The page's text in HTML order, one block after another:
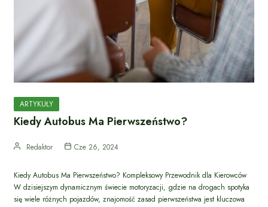
ARTYKUŁY
Kiedy Autobus Ma Pierwszeństwo?
Redaktor Cze 26, 2024
Kiedy Autobus Ma Pierwszeństwo? Kompleksowy Przewodnik dla Kierowców
W dzisiejszym dynamicznym świecie motoryzacji, gdzie na drogach spotyka
się wiele różnych pojazdów, znajomość zasad pierwszeństwa jest kluczowa